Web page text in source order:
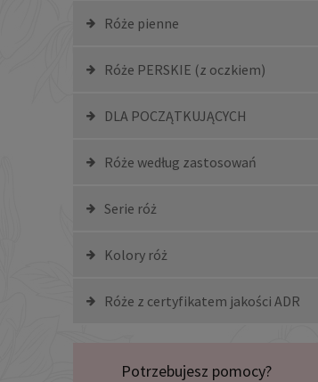
Róże pienne
Róże PERSKIE (z oczkiem)
DLA POCZĄTKUJĄCYCH
Róże według zastosowań
Serie róż
Kolory róż
Róże z certyfikatem jakości ADR
Potrzebujesz pomocy?